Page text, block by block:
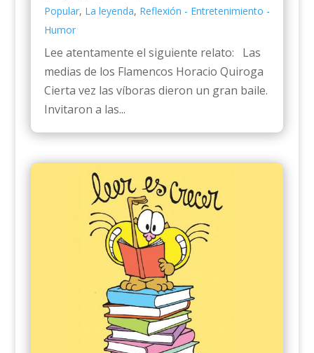
Popular, La leyenda, Reflexión - Entretenimiento -
Humor
Lee atentamente el siguiente relato: Las
medias de los Flamencos Horacio Quiroga
Cierta vez las víboras dieron un gran baile.
Invitaron a las...